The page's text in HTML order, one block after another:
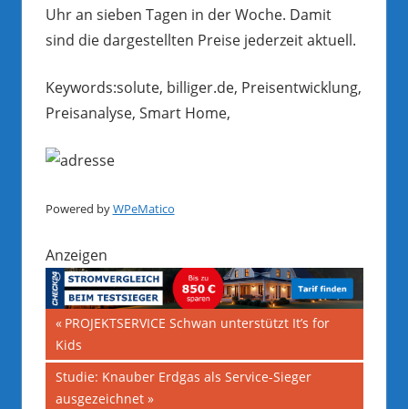
Uhr an sieben Tagen in der Woche. Damit
sind die dargestellten Preise jederzeit aktuell.
Keywords:solute, billiger.de, Preisentwicklung,
Preisanalyse, Smart Home,
Powered byWPeMatico
Anzeigen
Beitragsnavigation
Vorheriger
Beitrag:
PROJEKTSERVICE Schwan unterstützt It’s for
Kids
Nächster
Beitrag:
Studie: Knauber Erdgas als Service-Sieger
ausgezeichnet